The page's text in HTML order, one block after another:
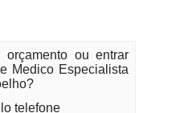
ou entrar
Medico Especialista
telefone